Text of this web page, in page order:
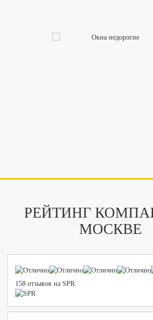
РЕЙТИНГ
МОСКВЕ
158 отзывов на SPR